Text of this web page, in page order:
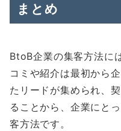
まとめ
BtoB企業の集客方法に
コミや紹介は最初から
たリードが集められ、
ることから、企業にと
客方法です。